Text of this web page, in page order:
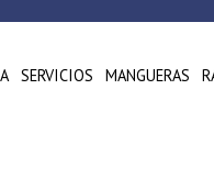
SERVICIOS MANGUERAS